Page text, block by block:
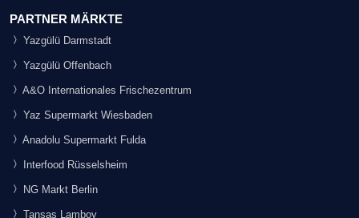
PARTNER MÄRKTE
Yazgülü Darmstadt
Yazgülü Offenbach
A&O Internationales Frischezentrum
Yaz Supermarkt Wiesbaden
Anadolu Supermarkt Fulda
Interfood Rüsselsheim
NG Markt Berlin
Tansaş Lamboy